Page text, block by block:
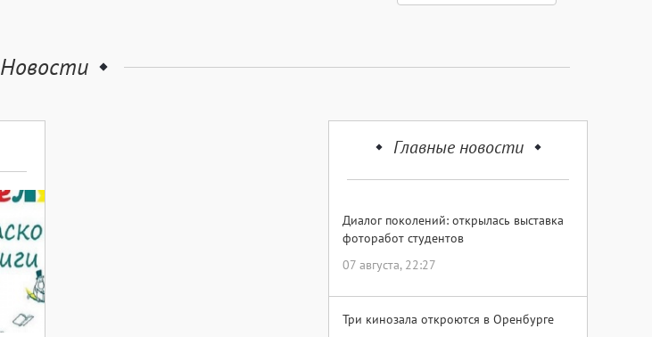
Новости
Главные новости
Диалог поколений: открылась выставка
фоторабот студентов
07 августа, 22:27
Три кинозала откроются в Оренбурге